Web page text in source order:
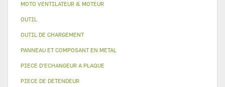
MOTO VENTILATEUR & MOTEUR
OUTIL
OUTIL DE CHARGEMENT
PANNEAU ET COMPOSANT EN METAL
PIECE D'ECHANGEUR A PLAQUE
PIECE DE DETENDEUR